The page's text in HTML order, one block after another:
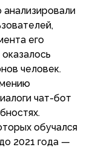
анализировали
его
человек.
чат-бот
обучался
2021 года —